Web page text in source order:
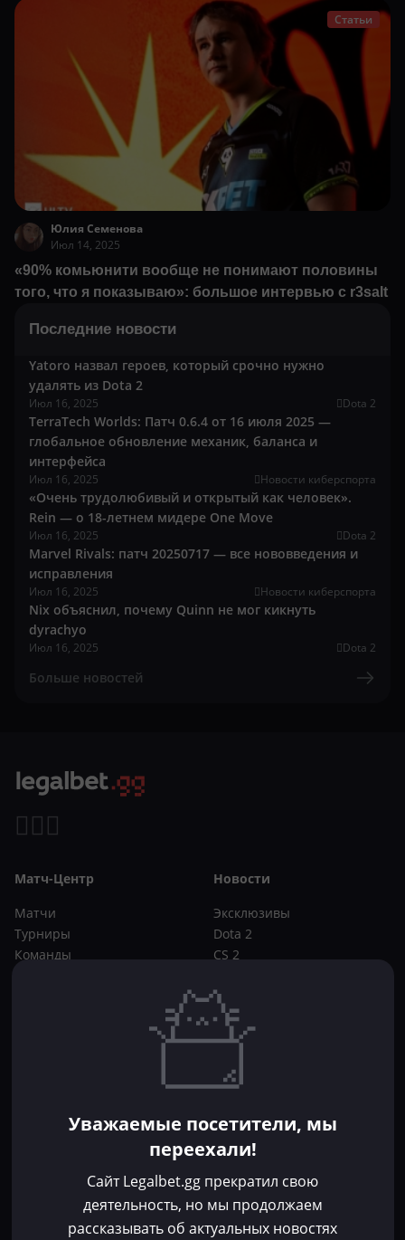
Статьи
Юлия Семенова
Июл 14, 2025
«90% комьюнити вообще не понимают половины
того, что я показываю»: большое интервью с r3salt
Последние новости
Yatoro назвал героев, который срочно нужно
удалять из Dota 2
Июл 16, 2025 Dota 2
TerraTech Worlds: Патч 0.6.4 от 16 июля 2025 —
глобальное обновление механик, баланса и
интерфейса
Июл 16, 2025 Новости киберспорта
«Очень трудолюбивый и открытый как человек».
Rein — о 18-летнем мидере One Move
Июл 16, 2025 Dota 2
Marvel Rivals: патч 20250717 — все нововведения и
исправления
Июл 16, 2025 Новости киберспорта
Nix объяснил, почему Quinn не мог кикнуть
dyrachyo
Июл 16, 2025 Dota 2
Больше новостей
Матч-Центр
Матчи
Турниры
Команды
Новости
Эксклюзивы
Dota 2
CS 2
Букмекеры
CS 2
Фрибеты
Без депозита
Уважаемые посетители, мы
переехали!
Сайт Legalbet.gg прекратил свою
деятельность, но мы продолжаем
рассказывать об актуальных новостях